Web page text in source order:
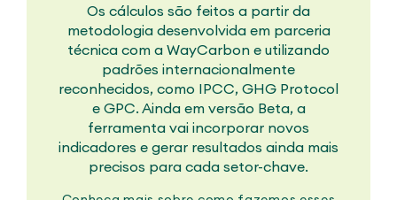
Os cálculos são feitos a partir da
metodologia desenvolvida em parceria
técnica com a WayCarbon e utilizando
padrões internacionalmente
reconhecidos, como IPCC, GHG Protocol
e GPC. Ainda em versão Beta, a
ferramenta vai incorporar novos
indicadores e gerar resultados ainda mais
precisos para cada setor-chave.